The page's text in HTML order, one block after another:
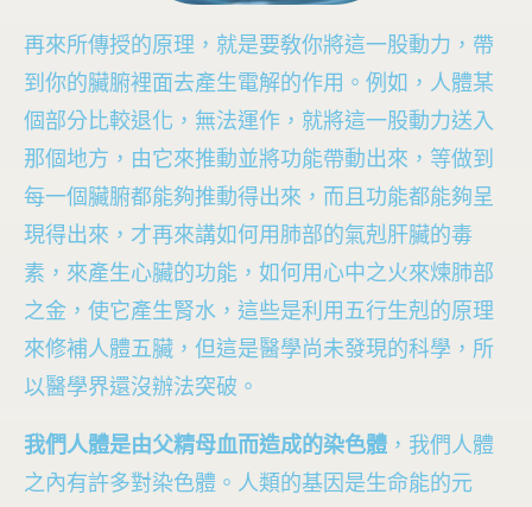
再來所傳授的原理，就是要敎你將這一股動力，帶
到你的臟腑裡面去產生電解的作用。例如，人體某
個部分比較退化，無法運作，就將這一股動力送入
那個地方，由它來推動並將功能帶動出來，等做到
每一個臟腑都能夠推動得出來，而且功能都能夠呈
現得出來，才再來講如何用肺部的氣剋肝臟的毒
素，來產生心臟的功能，如何用心中之火來煉肺部
之金，使它產生腎水，這些是利用五行生剋的原理
來修補人體五臟，但這是醫學尚未發現的科學，所
以醫學界還沒辦法突破。
我們人體是由父精母血而造成的染色體 ，我們人體
之內有許多對染色體。人類的基因是生命能的元